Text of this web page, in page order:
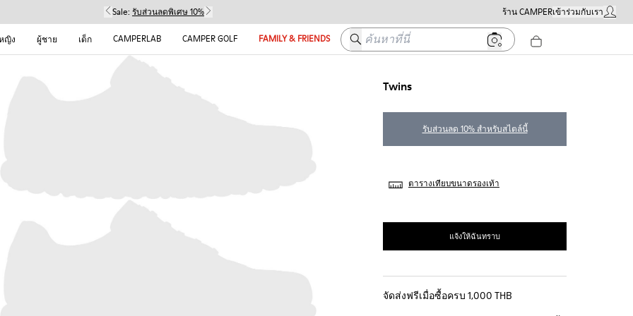
Sale: รับส่วนลดพิเศษ 10% ร้าน CAMPERเข้าร่วมกับเราบัญชีผู้ใ
ญิง
ผู้ชาย เด็ก CAMPERLAB CAMPER GOLF FAMILY & FRIENDS ค้นหาที่นี่
Twins
รับส่วนลด 10% สำหรับสไตล์นี้
ตารางเทียบขนาดรองเท้า
แจ้งให้ฉันทราบ
จัดส่งฟรีเมื่อซื้อครบ 1,000 THB